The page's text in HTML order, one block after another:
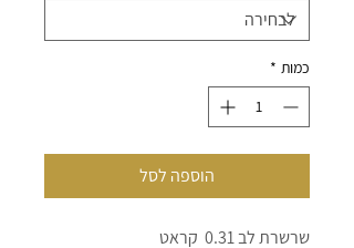
כמות *
הוספה לסל
שרשרת לב 0.31 קראט